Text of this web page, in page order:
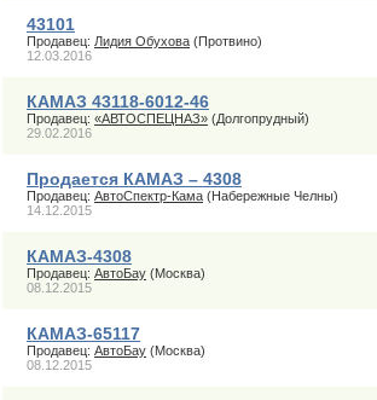
43101
Продавец: Лидия Обухова (Протвино)
12.03.2016
КАМАЗ 43118-6012-46
Продавец: «АВТОСПЕЦНАЗ» (Долгопрудный)
29.02.2016
Продается КАМАЗ – 4308
Продавец: АвтоСпектр-Кама (Набережные Челны)
14.12.2015
КАМАЗ-4308
Продавец: АвтоБау (Москва)
08.12.2015
КАМАЗ-65117
Продавец: АвтоБау (Москва)
08.12.2015